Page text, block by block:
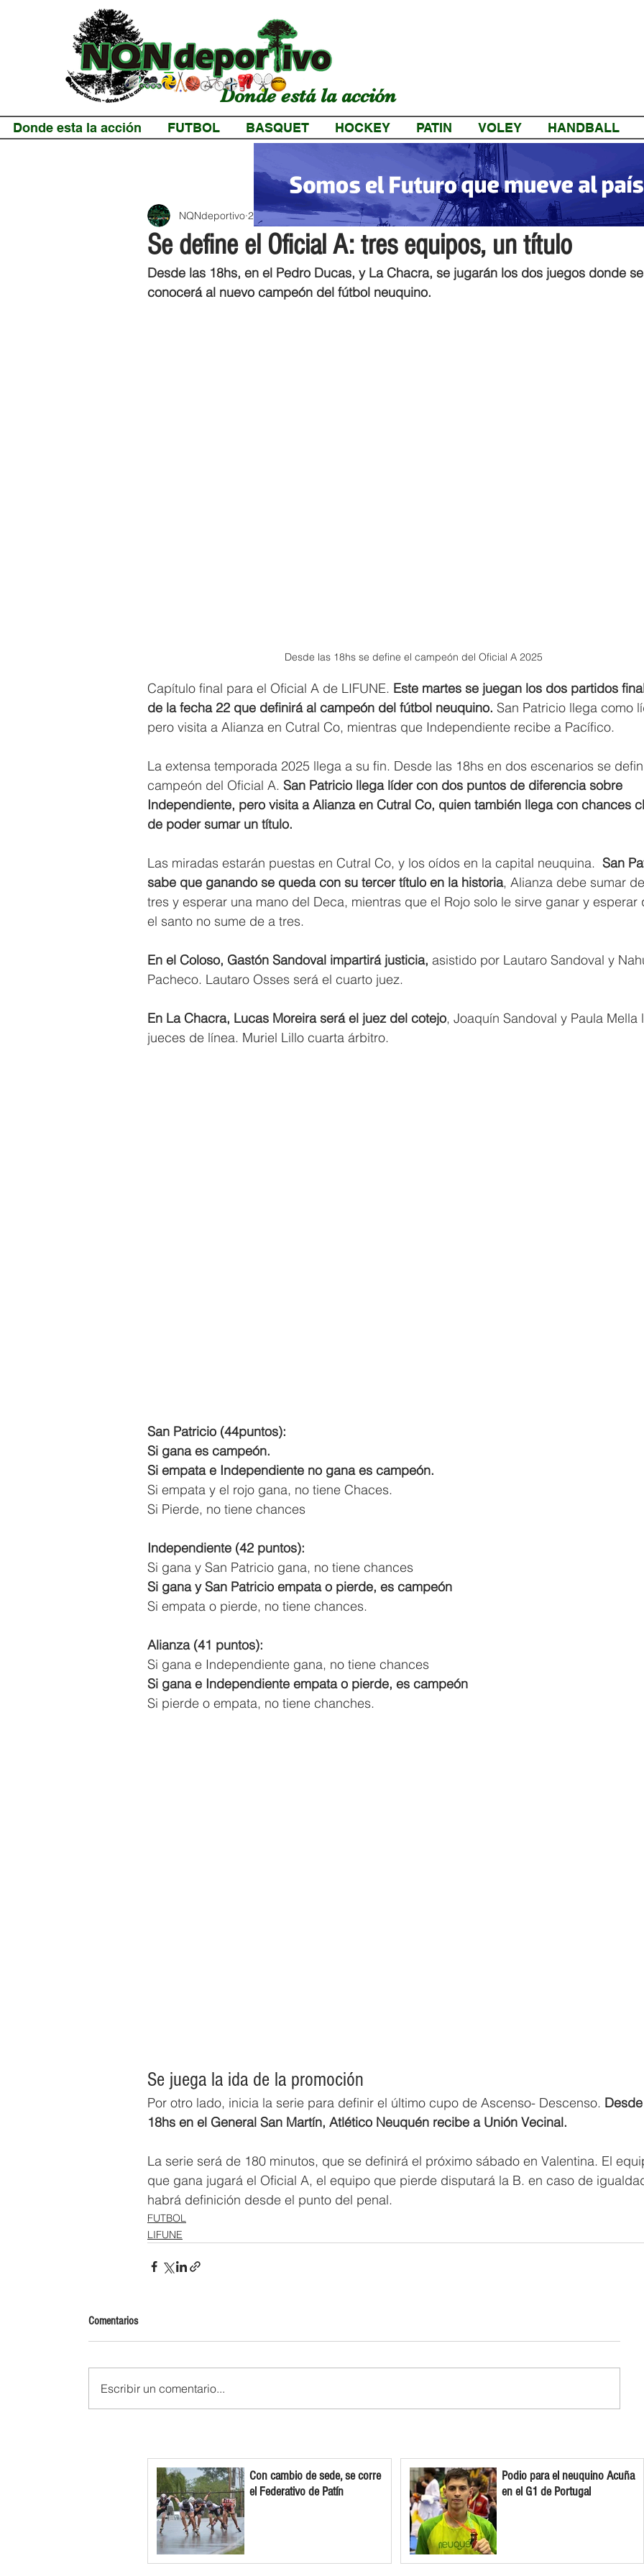
Donde está la acción
Donde esta la acción FUTBOL BASQUET HOCKEY PATIN VOLEY HANDBALL
Se define el Oficial A: tres equipos, un título
NQNdeportivo 2 min de lectura
Desde las 18hs, en el Pedro Ducas, y La Chacra, se jugarán los dos juegos donde
conocerá al nuevo campeón del fútbol neuquino.
Desde las 18hs se define el campeón del Oficial A 2025
Capítulo final para el Oficial A de LIFUNE. Este martes se juegan los dos partidos
de la fecha 22 que definirá al campeón del fútbol neuquino. San Patricio llega como
pero visita a Alianza en Cutral Co, mientras que Independiente recibe a Pacífico.
La extensa temporada 2025 llega a su fin. Desde las 18hs en dos escenarios se
campeón del Oficial A. San Patricio llega líder con dos puntos de diferencia sobre
Independiente, pero visita a Alianza en Cutral Co, quien también llega con chances
de poder sumar un título.
Las miradas estarán puestas en Cutral Co, y los oídos en la capital neuquina. San
sabe que ganando se queda con su tercer título en la historia, Alianza debe sumar
tres y esperar una mano del Deca, mientras que el Rojo solo le sirve ganar y
el santo no sume de a tres.
En el Coloso, Gastón Sandoval impartirá justicia, asistido por Lautaro Sandoval y
Pacheco. Lautaro Osses será el cuarto juez.
En La Chacra, Lucas Moreira será el juez del cotejo, Joaquín Sandoval y Paula Mella
jueces de línea. Muriel Lillo cuarta árbitro.
San Patricio (44puntos):
Si gana es campeón.
Si empata e Independiente no gana es campeón.
Si empata y el rojo gana, no tiene Chaces.
Si Pierde, no tiene chances
Independiente (42 puntos):
Si gana y San Patricio gana, no tiene chances
Si gana y San Patricio empata o pierde, es campeón
Si empata o pierde, no tiene chances.
Alianza (41 puntos):
Si gana e Independiente gana, no tiene chances
Si gana e Independiente empata o pierde, es campeón
Si pierde o empata, no tiene chanches.
Se juega la ida de la promoción
Por otro lado, inicia la serie para definir el último cupo de Ascenso- Descenso.
18hs en el General San Martín, Atlético Neuquén recibe a Unión Vecinal.
La serie será de 180 minutos, que se definirá el próximo sábado en Valentina. El
que gana jugará el Oficial A, el equipo que pierde disputará la B. en caso de
habrá definición desde el punto del penal.
FUTBOL
LIFUNE
Comentarios
Escribir un comentario...
Con cambio de sede, se corre
el Federativo de Patín
Podio para el neuquino Acuña
en el G1 de Portugal